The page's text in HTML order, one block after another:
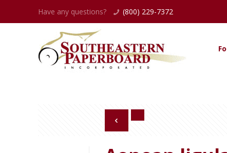
Have any questions? (800) 229-7372